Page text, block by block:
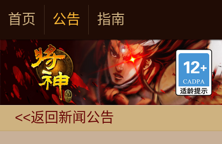
首页 公告 指南
<<返回新闻公告